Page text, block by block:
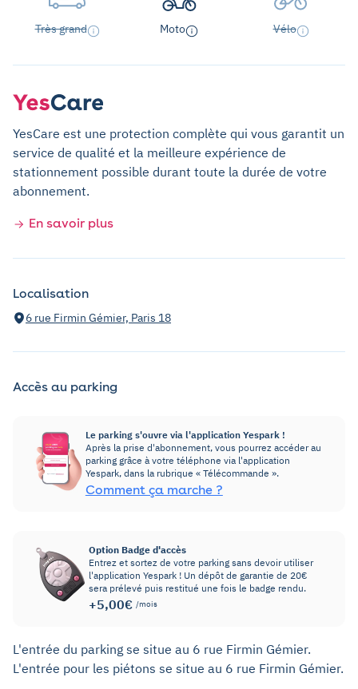
Très grand Moto Vélo
YesCare est une protection complète qui vous garantit un
service de qualité et la meilleure expérience de
stationnement possible durant toute la durée de votre
abonnement.
En savoir plus
Localisation
6 rue Firmin Gémier, Paris 18
Accès au parking
Le parking s'ouvre via l'application Yespark !
Après la prise d'abonnement, vous pourrez accéder au
parking grâce à votre téléphone via l'application
Yespark, dans la rubrique « Télécommande ».
Comment ça marche ?
Option Badge d'accès
Entrez et sortez de votre parking sans devoir utiliser
l'application Yespark ! Un dépôt de garantie de 20€
sera prélevé puis restitué une fois le badge rendu.
+5,00€ /mois
L'entrée du parking se situe au 6 rue Firmin Gémier.
L'entrée pour les piétons se situe au 6 rue Firmin Gémier.